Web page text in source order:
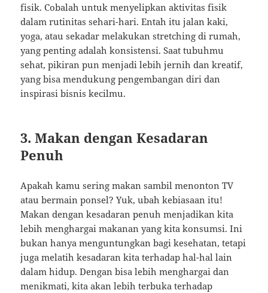
fisik. Cobalah untuk menyelipkan aktivitas fisik
dalam rutinitas sehari-hari. Entah itu jalan kaki,
yoga, atau sekadar melakukan stretching di rumah,
yang penting adalah konsistensi. Saat tubuhmu
sehat, pikiran pun menjadi lebih jernih dan kreatif,
yang bisa mendukung pengembangan diri dan
inspirasi bisnis kecilmu.
3. Makan dengan Kesadaran
Penuh
Apakah kamu sering makan sambil menonton TV
atau bermain ponsel? Yuk, ubah kebiasaan itu!
Makan dengan kesadaran penuh menjadikan kita
lebih menghargai makanan yang kita konsumsi. Ini
bukan hanya menguntungkan bagi kesehatan, tetapi
juga melatih kesadaran kita terhadap hal-hal lain
dalam hidup. Dengan bisa lebih menghargai dan
menikmati, kita akan lebih terbuka terhadap